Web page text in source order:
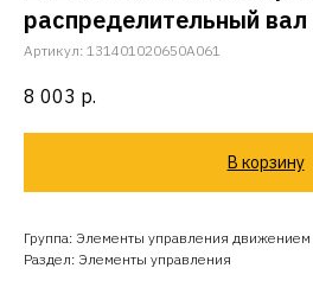
распределительный вал
Артикул: 131401020650A061
8 003 р.
В корзину
Группа: Элементы управления движением
Раздел: Элементы управления